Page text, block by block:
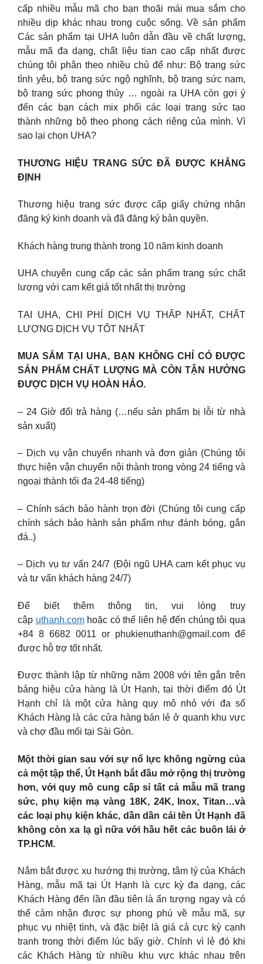
cấp nhiều mẫu mã cho bạn thoãi mái mua sắm cho
nhiều dịp khác nhau trong cuộc sống. Về sản phẩm
Các sản phẩm tại UHA luôn dẫn đầu về chất lượng,
mẫu mã đa dạng, chất liệu tian cao cấp nhất được
chúng tôi phân theo nhiều chủ để như: Bộ trang sức
tình yêu, bộ trang sức ngộ nghĩnh, bộ trang sức nam,
bộ trang sức phong thủy … ngoài ra UHA còn gợi ý
đến các bạn cách mix phối các loại trang sức tạo
thành những bộ theo phong cách riêng của mình. Vì
sao lại chọn UHA?
THƯƠNG HIỆU TRANG SỨC ĐÃ ĐƯỢC KHẲNG
ĐỊNH
Thương hiệu trang sức được cấp giấy chứng nhận
đăng ký kinh doanh và đã đăng ký bản quyền.
Khách hàng trung thành trong 10 năm kinh doanh
UHA chuyên cung cấp các sản phẩm trang sức chất
lượng với cam kết giá tốt nhất thị trường
TẠI UHA, CHI PHÍ DỊCH VỤ THẤP NHẤT, CHẤT
LƯỢNG DỊCH VỤ TỐT NHẤT
MUA SẮM TẠI UHA, BẠN KHÔNG CHỈ CÓ ĐƯỢC
SẢN PHẨM CHẤT LƯỢNG MÀ CÒN TẬN HƯỞNG
ĐƯỢC DỊCH VỤ HOÀN HẢO.
– 24 Giờ đổi trả hàng (…nếu sản phẩm bị lỗi từ nhà
sản xuất)
– Dịch vụ vận chuyển nhanh và đơn giản (Chúng tôi
thực hiện vận chuyển nội thành trong vòng 24 tiếng và
ngoại thành tối đa 24-48 tiếng)
– Chính sách bảo hành trọn đời (Chúng tôi cung cấp
chính sách bảo hành sản phẩm như đánh bóng, gắn
đá..)
– Dịch vụ tư vấn 24/7 (Đội ngũ UHA cam kết phục vụ
và tư vấn khách hàng 24/7)
Để biết thêm thông tin, vui lòng truy
cập uthanh.comhoặc có thể liên hệ đến chúng tôi qua
+84 8 6682 0011 or phukienuthanh@gmail.com để
được hỗ trợ tốt nhất.
Được thành lập từ những năm 2008 với tên gắn trên
bảng hiệu cửa hàng là Út Hạnh, tại thời điểm đó Út
Hạnh chỉ là một cửa hàng quy mô nhỏ với đa số
Khách Hàng là các cửa hàng bán lẻ ở quanh khu vực
và chợ đầu mối tại Sài Gòn.
Một thời gian sau với sự nổ lực không ngừng của
cả một tập thể, Út Hạnh bắt đầu mở rộng thị trường
hơn, với quy mô cung cấp sỉ tất cả mẫu mã trang
sức, phụ kiện mạ vàng 18K, 24K, Inox, Titan…và
các loại phụ kiện khác, dần dần cái tên Út Hạnh đã
không còn xa lạ gì nữa với hầu hết các buôn lái ở
TP.HCM.
Nắm bắt được xu hướng thị trường, tâm lý của Khách
Hàng, mẫu mã tại Út Hạnh là cực kỳ đa dạng, các
Khách Hàng đến lần đầu tiên là ấn tượng ngay và có
thể cảm nhận được sự phong phú về mẫu mã, sự
phục vụ nhiệt tình, và đặc biệt là giá cả cực kỳ cạnh
tranh trong thời điểm lúc bấy giờ. Chính vì lẻ đó khi
các Khách Hàng từ nhiều khu vực khác nhau trên